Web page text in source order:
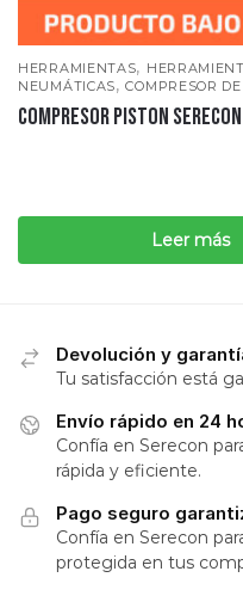
HERRAMIENTAS,
NEUMÁTICAS,COMPRESOR
COMPRESOR PISTON
Leer más
Devolución y
Tu satisfacción está
Envío rápido en 24
Confía en Serecon
rápida y eficiente.
Pago seguro
Confía en Serecon
protegida en tus